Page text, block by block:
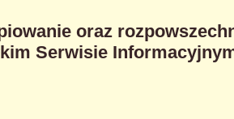
oraz
Serwisie